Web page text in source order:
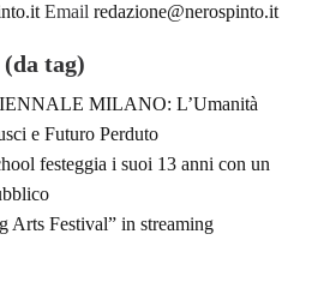
Email redazione@nerospinto.it
tag)
MILANO: L’Umanità
e Futuro Perduto
festeggia i suoi 13 anni con un
Arts Festival” in streaming